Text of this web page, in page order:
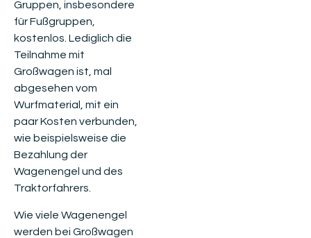
Gruppen, insbesondere
für Fußgruppen,
kostenlos. Lediglich die
Teilnahme mit
Großwagen ist, mal
abgesehen vom
Wurfmaterial, mit ein
paar Kosten verbunden,
wie beispielsweise die
Bezahlung der
Wagenengel und des
Traktorfahrers.
Wie viele Wagenengel
werden bei Großwagen